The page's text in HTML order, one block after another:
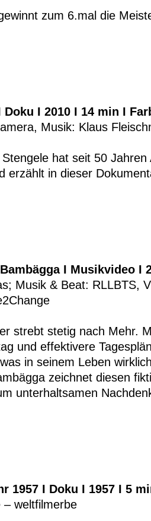
zum 6.mal die
I 2010 I 14 min I
Musik: Klaus
hat seit 50
erzählt in dieser
I Musikvideo I
Musik & Beat: RLLBTS,
strebt stetig nach Mehr.
und effektivere
in seinem Leben
zeichnet diesen
unterhaltsamen
1957 I Doku I 1957 I 5
– weltfilmerbe